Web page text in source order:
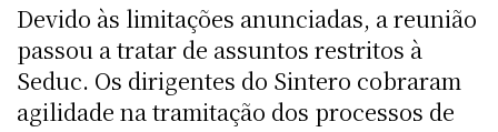
Devido às limitações anunciadas, a reunião
passou a tratar de assuntos restritos à
Seduc. Os dirigentes do Sintero cobraram
agilidade na tramitação dos processos de